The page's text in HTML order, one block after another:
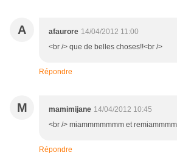
A afaurore 14/04/2012 11:00
<br /> que de belles choses!!<br />
Répondre
M mamimijane 14/04/2012 10:45
<br /> miammmmmmm et
Répondre